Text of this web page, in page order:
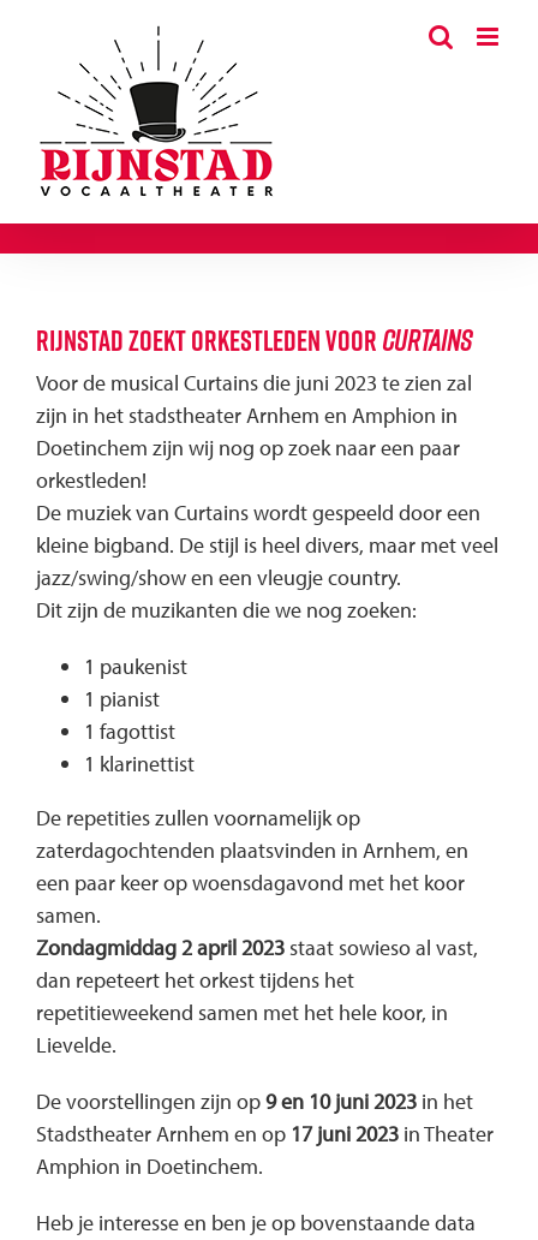
Rijnstad zoekt orkestleden voorCurtains
Voor de musical Curtains die juni 2023 te zien zal
zijn in het stadstheater Arnhem en Amphion in
Doetinchem zijn wij nog op zoek naar een paar
orkestleden!
De muziek van Curtains wordt gespeeld door een
kleine bigband. De stijl is heel divers, maar met veel
jazz/swing/show en een vleugje country.
Dit zijn de muzikanten die we nog zoeken:
1 paukenist
1 pianist
1 fagottist
1 klarinettist
De repetities zullen voornamelijk op
zaterdagochtenden plaatsvinden in Arnhem, en
een paar keer op woensdagavond met het koor
samen.
Zondagmiddag 2 april 2023staat sowieso al vast,
dan repeteert het orkest tijdens het
repetitieweekend samen met het hele koor, in
Lievelde.
De voorstellingen zijn op9 en 10 juni 2023in het
Stadstheater Arnhem en op 17 juni 2023in Theater
Amphion in Doetinchem.
Heb je interesse en ben je op bovenstaande data